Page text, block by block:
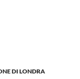
DI LONDRA